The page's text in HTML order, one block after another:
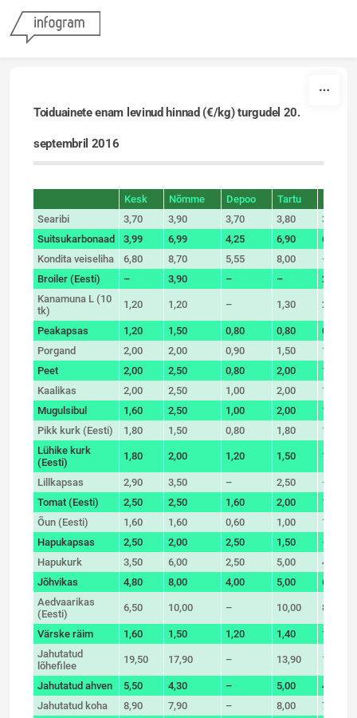
Toiduainete enam levinud hinnad (€/kg) turgudel 20.
septembril 2016
sort
Kesk Nõmme Depoo Tartu
Searibi
3,70 3,90 3,70 3,80
3,69
Suitsukarbonaad
3,99 6,99 4,25 6,90
6,49
Kondita veiseliha
6,80 8,70 5,55 8,00
–
Broiler (Eesti)
– 3,90 – –
2,50
Kanamuna L (10
tk)
1,20 1,20 – 1,30 2,00
Peakapsas 1,20 1,50 0,80 0,80
0,80
Porgand
2,00 2,00 0,90 1,50
1,00
Peet
2,00 2,50 0,80 2,00
1,00
Kaalikas
2,00 2,50 1,00 2,00
1,50
Mugulsibul
1,60 2,50 1,00 2,00
1,50
Pikk kurk (Eesti)
1,80 1,50 0,80 1,80
1,00
Lühike kurk
(Eesti)
1,80 2,00 1,20 1,50 1,80
Lillkapsas 2,90 3,50 – 2,50
–
Tomat (Eesti)
2,50 2,50 1,60 2,00
1,80
Õun (Eesti)
1,60 1,60 0,60 1,00
1,50
Hapukapsas
2,50 2,00 2,50 1,50
–
Hapukurk
3,50 6,00 2,50 5,00
4,00
Jõhvikas
4,80 8,00 4,00 5,00
6,00
Aedvaarikas
(Eesti)
6,50 10,00 – 10,00 8,00
Värske räim 1,60 1,50 1,20 1,40
1,60
Jahutatud
lõhefilee
19,50 17,90 – 13,90 19,99
Jahutatud ahven 5,50 4,30 – 5,00
4,00
Jahutatud koha
8,90 7,90 – 8,00
7,99